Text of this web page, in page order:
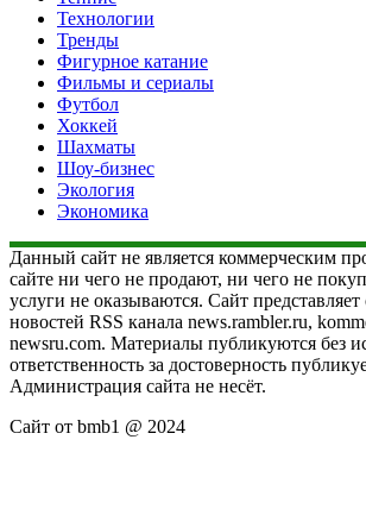
Технологии
Тренды
Фигурное катание
Фильмы и сериалы
Футбол
Хоккей
Шахматы
Шоу-бизнес
Экология
Экономика
Данный сайт не является коммерческим
сайте ни чего не продают, ни чего не
услуги не оказываются. Сайт представляет
новостей RSS канала news.rambler.ru,
newsru.com. Материалы публикуются без
ответственность за достоверность
Администрация сайта не несёт.
Сайт от bmb1 @ 2024